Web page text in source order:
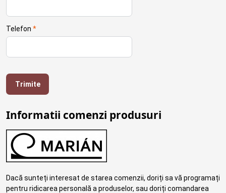
Telefon *
Trimite
Informatii comenzi produsuri
Dacă sunteți interesat de starea comenzii, doriți sa vă programați
pentru ridicarea personală a produselor, sau doriți comandarea